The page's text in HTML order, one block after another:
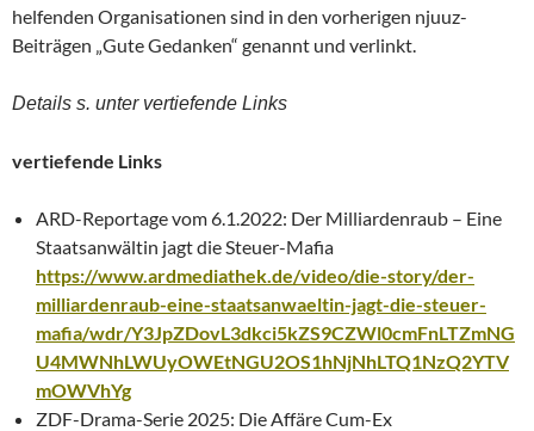
helfenden Organisationen sind in den vorherigen njuuz-
Beiträgen „Gute Gedanken“ genannt und verlinkt.
Details s. unter vertiefende Links
vertiefende Links
ARD-Reportage vom 6.1.2022: Der Milliardenraub – Eine
Staatsanwältin jagt die Steuer-Mafia
https://www.ardmediathek.de/video/die-story/der-
milliardenraub-eine-staatsanwaeltin-jagt-die-steuer-
mafia/wdr/Y3JpZDovL3dkci5kZS9CZWl0cmFnLTZmNG
U4MWNhLWUyOWEtNGU2OS1hNjNhLTQ1NzQ2YTV
mOWVhYg
ZDF-Drama-Serie 2025: Die Affäre Cum-Ex